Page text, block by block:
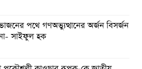
পথে গণঅভ্যুত্থানের অর্জন বিসর্জন
সাইফুল হক